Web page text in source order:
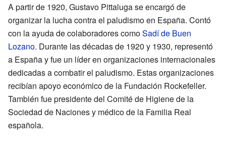
A partir de 1920, Gustavo Pittaluga se encargó de
organizar la lucha contra el paludismo en España. Contó
con la ayuda de colaboradores comoSadí de Buen
Lozano. Durante las décadas de 1920 y 1930, representó
a España y fue un líder en organizaciones internacionales
dedicadas a combatir el paludismo. Estas organizaciones
recibían apoyo económico de la Fundación Rockefeller.
También fue presidente del Comité de Higiene de la
Sociedad de Naciones y médico de la Familia Real
española.